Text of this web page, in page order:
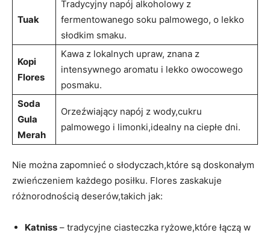
Tuak
Tradycyjny napój alkoholowy‌ z
fermentowanego soku palmowego, o lekko
słodkim smaku.
Kopi
‌Flores
Kawa ‍z lokalnych upraw, znana ‌z
intensywnego aromatu i lekko owocowego
posmaku.
Soda⁢
Gula
Merah
Orzeźwiający⁢ napój z wody,cukru
palmowego i limonki,idealny na ciepłe dni.
Nie ‌można⁣ zapomnieć o⁤ słodyczach,które są ⁢doskonałym
zwieńczeniem ⁤każdego posiłku.⁤ Flores zaskakuje
różnorodnością deserów,takich jak:
Katniss – tradycyjne‌ ciasteczka ryżowe,które łączą w